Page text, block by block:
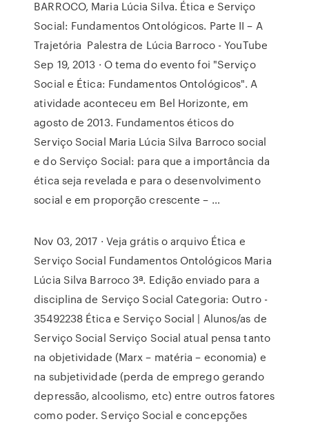
BARROCO, Maria Lúcia Silva. Ética e Serviço
Social: Fundamentos Ontológicos. Parte II – A
Trajetória Palestra de Lúcia Barroco - YouTube
Sep 19, 2013 · O tema do evento foi "Serviço
Social e Ética: Fundamentos Ontológicos". A
atividade aconteceu em Bel Horizonte, em
agosto de 2013. Fundamentos éticos do
Serviço Social Maria Lúcia Silva Barroco social
e do Serviço Social: para que a importância da
ética seja revelada e para o desenvolvimento
social e em proporção crescente – …
Nov 03, 2017 · Veja grátis o arquivo Ética e
Serviço Social Fundamentos Ontológicos Maria
Lúcia Silva Barroco 3ª. Edição enviado para a
disciplina de Serviço Social Categoria: Outro -
35492238 Ética e Serviço Social | Alunos/as de
Serviço Social Serviço Social atual pensa tanto
na objetividade (Marx – matéria – economia) e
na subjetividade (perda de emprego gerando
depressão, alcoolismo, etc) entre outros fatores
como poder. Serviço Social e concepções